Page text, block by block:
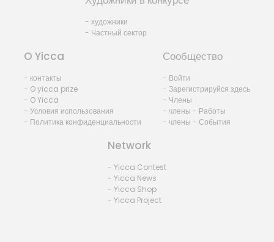
- художники
- Частный сектор
O Yicca
- контакты
- O yicca prize
- O Yicca
- Условия использования
- Политика конфиденциальности
Сообщество
- Войти
- Зарегистрируйся здесь
- Члены
- члены - Работы
- члены - События
Network
- Yicca Contest
- Yicca News
- Yicca Shop
- Yicca Project